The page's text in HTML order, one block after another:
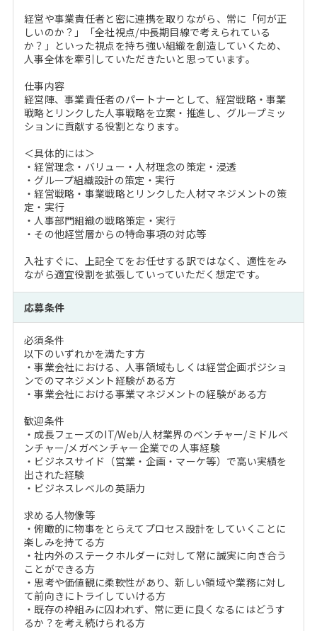
経営や事業責任者と密に連携を取りながら、常に「何が正
しいのか？」「全社視点/中長期目線で考えられている
か？」といった視点を持ち強い組織を創造していくため、
人事全体を牽引していただきたいと思っています。
仕事内容
経営陣、事業責任者のパートナーとして、経営戦略・事業
戦略とリンクした人事戦略を立案・推進し、グループミッ
ションに貢献する役割となります。
＜具体的には＞
・経営理念・バリュー・人材理念の策定・浸透
・グループ組織設計の策定・実行
・経営戦略・事業戦略とリンクした人材マネジメントの策
定・実行
・人事部門組織の戦略策定・実行
・その他経営層からの特命事項の対応等
入社すぐに、上記全てをお任せする訳ではなく、適性をみ
ながら適宜役割を拡張していっていただく想定です。
応募条件
必須条件
以下のいずれかを満たす方
・事業会社における、人事領域もしくは経営企画ポジショ
ンでのマネジメント経験がある方
・事業会社における事業マネジメントの経験がある方
歓迎条件
・成長フェーズのIT/Web/人材業界のベンチャー/ミドルベ
ンチャー/メガベンチャー企業での人事経験
・ビジネスサイド（営業・企画・マーケ等）で高い実績を
出された経験
・ビジネスレベルの英語力
求める人物像等
・俯瞰的に物事をとらえてプロセス設計をしていくことに
楽しみを持てる方
・社内外のステークホルダーに対して常に誠実に向き合う
ことができる方
・思考や価値観に柔軟性があり、新しい領域や業務に対し
て前向きにトライしていける方
・既存の枠組みに囚われず、常に更に良くなるにはどうす
るか？を考え続けられる方